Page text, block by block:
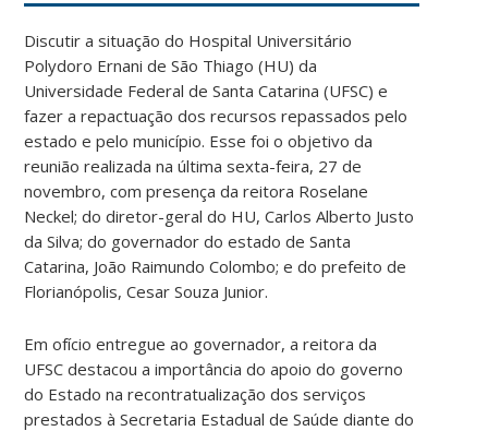
Discutir a situação do Hospital Universitário
Polydoro Ernani de São Thiago (HU) da
Universidade Federal de Santa Catarina (UFSC) e
fazer a repactuação dos recursos repassados pelo
estado e pelo município. Esse foi o objetivo da
reunião realizada na última sexta-feira, 27 de
novembro, com presença da reitora Roselane
Neckel; do diretor-geral do HU, Carlos Alberto Justo
da Silva; do governador do estado de Santa
Catarina, João Raimundo Colombo; e do prefeito de
Florianópolis, Cesar Souza Junior.
Em ofícioentregue ao governador, a reitora da
UFSC destacou a importância do apoio do governo
do Estado na recontratualização dos serviços
prestados à Secretaria Estadual de Saúde diante do